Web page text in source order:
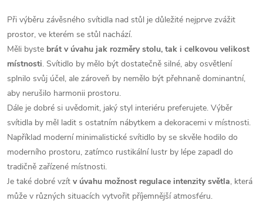
i
s
u
Při výběru závěsného svítidla nad stůl je důležité nejprve zvážit
prostor, ve kterém se stůl nachází.
Měli byste brát v úvahu jak rozměry stolu, tak i celkovou velikost
místnosti. Svítidlo by mělo být dostatečně silné, aby osvětlení
splnilo svůj účel, ale zároveň by nemělo být přehnaně dominantní,
aby nerušilo harmonii prostoru.
Dále je dobré si uvědomit, jaký styl interiéru preferujete. Výběr
svítidla by měl ladit s ostatním nábytkem a dekoracemi v místnosti.
Například moderní minimalistické svítidlo by se skvěle hodilo do
moderního prostoru, zatímco rustikální lustr by lépe zapadl do
tradičně zařízené místnosti.
Je také dobré vzít v úvahu možnost regulace intenzity světla, která
může v různých situacích vytvořit příjemnější atmosféru.